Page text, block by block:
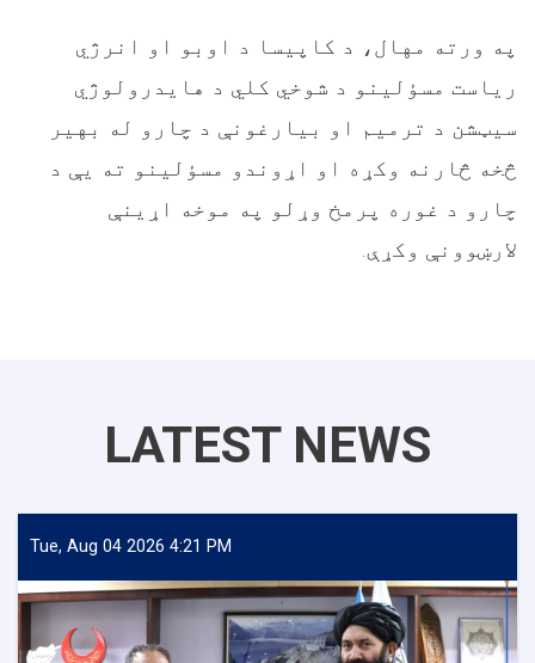
په ورته مهال، د کاپیسا د اوبو او انرژي
ریاست مسؤلینو د شوخي کلي د هایدرولوژي
سيټشن د ترمیم او بیارغونې د چارو له بهیر
څخه څارنه وکړه او اړوندو مسؤلینو ته یې د
چارو د غوره پرمخ وړلو په موخه اړینې
لارښوونې وکړې.
LATEST NEWS
Tue, Aug 04 2026 4:21 PM